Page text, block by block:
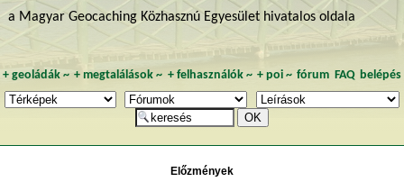
a Magyar Geocaching Közhasznú Egyesület hivatalos oldala
+ geoládák~ +megtalálások ~ + felhasználók~ + poi~ fórum FAQ belépés
Előzmények